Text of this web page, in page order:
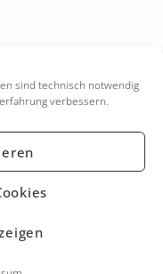
sind technisch notwendig
verbessern.